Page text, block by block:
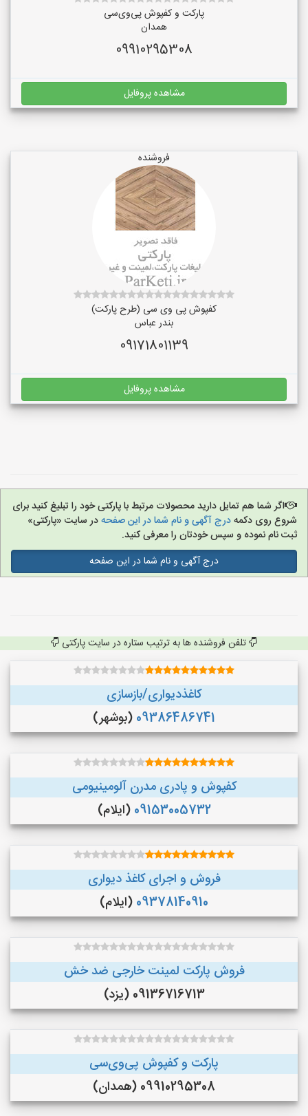
پارکت و کفپوش پی‌وی‌سی
همدان
09910295308
مشاهده پروفایل
فروشنده
کفپوش پی وی سی (طرح پارکت)
بندر عباس
09171801139
مشاهده پروفایل
اگر شما هم تمایل دارید محصولات مرتبط با پارکتی خود را تبلیغ کنید برای
شروع روی دکمهدرج آگهی و نام شما در این صفحهدر سایت «پارکتی»
ثبت نام نموده و سپس خودتان را معرفی کنید.
درج آگهی و نام شما در این صفحه
تلفن فروشنده ها به ترتیب ستاره در سایت پارکتی
کاغذدیواری/بازسازی
09386486741 (بوشهر)
کفپوش و پادری مدرن آلومینیومی
09153005732 (ایلام)
فروش و اجرای کاغذ دیواری
09378140910 (ایلام)
فروش پارکت لمینت خارجی ضد خش
09136716713 (یزد)
پارکت و کفپوش پی‌وی‌سی
09910295308 (همدان)